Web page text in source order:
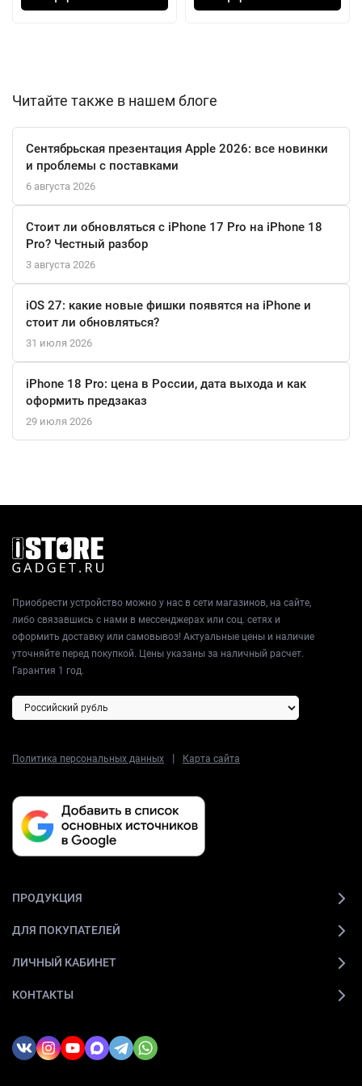
гироскоп, iPad Pro открывает новые горизонты для
дополненной реальности. Этот планшет станет не только
вашим надежным помощником в работе, но и источником
вдохновения для творческих проектов.
Читайте также в нашем блоге
Сентябрьская презентация Apple 2026: все новинки
и проблемы с поставками
6 августа 2026
Стоит ли обновляться с iPhone 17 Pro на iPhone 18
Pro? Честный разбор
3 августа 2026
iOS 27: какие новые фишки появятся на iPhone и
стоит ли обновляться?
31 июля 2026
iPhone 18 Pro: цена в России, дата выхода и как
оформить предзаказ
29 июля 2026
Приобрести устройство можно у нас в сети магазинов, на сайте,
либо связавшись с нами в мессенджерах или соц. сетях и
оформить доставку или самовывоз! Актуальные цены и наличие
уточняйте перед покупкой. Цены указаны за наличный расчет.
Гарантия 1 год.
Политика персональных данных | Карта сайта
ПРОДУКЦИЯ
ДЛЯ ПОКУПАТЕЛЕЙ
ЛИЧНЫЙ КАБИНЕТ
КОНТАКТЫ